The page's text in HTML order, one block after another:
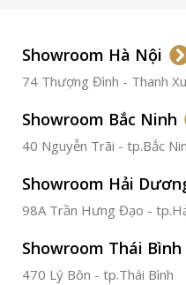
Showroom Hà Nội
74 Thượng Đình - Thanh
Showroom Bắc Ninh
40 Nguyễn Trãi - tp.Bắc
Showroom Hải
98A Trần Hưng Đạo -
Showroom Thái Bình
470 Lý Bôn - tp.Thái Bình